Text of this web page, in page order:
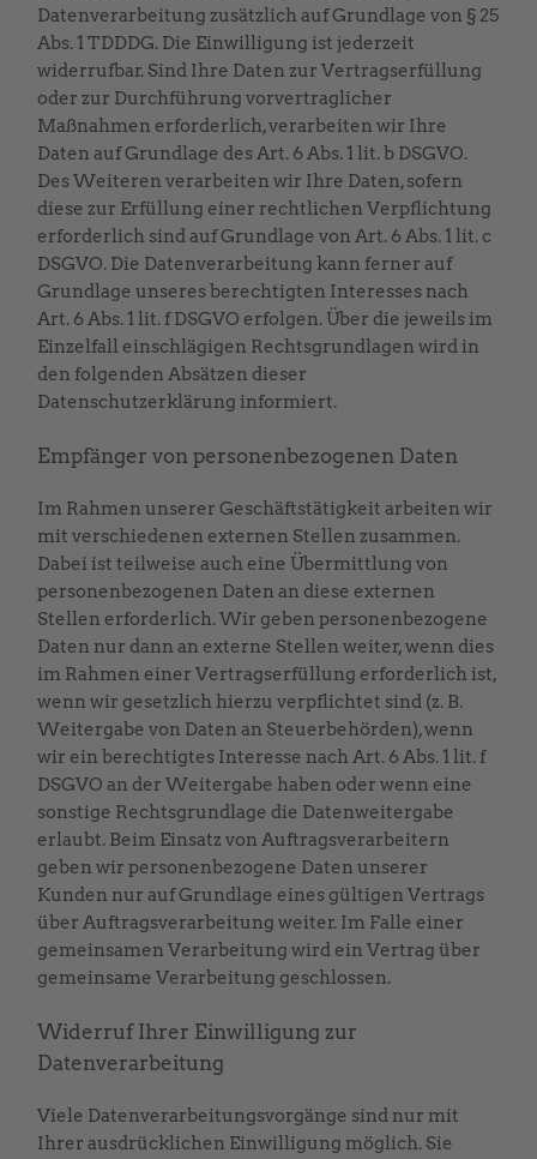
Datenverarbeitung zusätzlich auf Grundlage von § 25
Abs. 1 TDDDG. Die Einwilligung ist jederzeit
widerrufbar. Sind Ihre Daten zur Vertragserfüllung
oder zur Durchführung vorvertraglicher
Maßnahmen erforderlich, verarbeiten wir Ihre
Daten auf Grundlage des Art. 6 Abs. 1 lit. b DSGVO.
Des Weiteren verarbeiten wir Ihre Daten, sofern
diese zur Erfüllung einer rechtlichen Verpflichtung
erforderlich sind auf Grundlage von Art. 6 Abs. 1 lit. c
DSGVO. Die Datenverarbeitung kann ferner auf
Grundlage unseres berechtigten Interesses nach
Art. 6 Abs. 1 lit. f DSGVO erfolgen. Über die jeweils im
Einzelfall einschlägigen Rechtsgrundlagen wird in
den folgenden Absätzen dieser
Datenschutzerklärung informiert.
Empfänger von personenbezogenen Daten
Im Rahmen unserer Geschäftstätigkeit arbeiten wir
mit verschiedenen externen Stellen zusammen.
Dabei ist teilweise auch eine Übermittlung von
personenbezogenen Daten an diese externen
Stellen erforderlich. Wir geben personenbezogene
Daten nur dann an externe Stellen weiter, wenn dies
im Rahmen einer Vertragserfüllung erforderlich ist,
wenn wir gesetzlich hierzu verpflichtet sind (z. B.
Weitergabe von Daten an Steuerbehörden), wenn
wir ein berechtigtes Interesse nach Art. 6 Abs. 1 lit. f
DSGVO an der Weitergabe haben oder wenn eine
sonstige Rechtsgrundlage die Datenweitergabe
erlaubt. Beim Einsatz von Auftragsverarbeitern
geben wir personenbezogene Daten unserer
Kunden nur auf Grundlage eines gültigen Vertrags
über Auftragsverarbeitung weiter. Im Falle einer
gemeinsamen Verarbeitung wird ein Vertrag über
gemeinsame Verarbeitung geschlossen.
Widerruf Ihrer Einwilligung zur
Datenverarbeitung
Viele Datenverarbeitungsvorgänge sind nur mit
Ihrer ausdrücklichen Einwilligung möglich. Sie